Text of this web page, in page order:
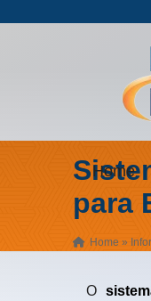
Home
para
Home »
O